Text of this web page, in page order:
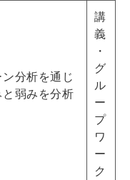
分析を通じ
弱みを分析
講
義
・
グ
ル
ー
プ
ワ
ー
ク